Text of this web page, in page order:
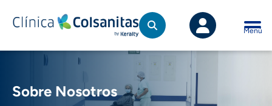
Saltar al contenido principal
Menú
Sobre Nosotros